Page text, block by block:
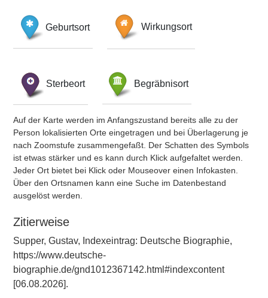
Geburtsort Wirkungsort
Sterbeort Begräbnisort
Auf der Karte werden im Anfangszustand bereits alle zu der
Person lokalisierten Orte eingetragen und bei Überlagerung je
nach Zoomstufe zusammengefaßt. Der Schatten des Symbols
ist etwas stärker und es kann durch Klick aufgefaltet werden.
Jeder Ort bietet bei Klick oder Mouseover einen Infokasten.
Über den Ortsnamen kann eine Suche im Datenbestand
ausgelöst werden.
Zitierweise
Supper, Gustav, Indexeintrag: Deutsche Biographie,
https://www.deutsche-
biographie.de/gnd1012367142.html#indexcontent
[06.08.2026].